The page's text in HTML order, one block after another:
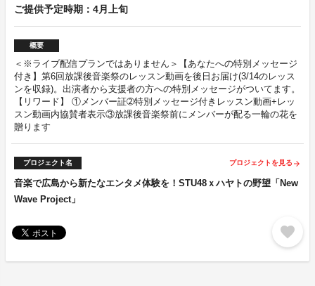
ご提供予定時期：4月上旬
概要
＜※ライブ配信プランではありません＞【あなたへの特別メッセージ
付き】第6回放課後音楽祭のレッスン動画を後日お届け(3/14のレッス
ンを収録)。出演者から支援者の方への特別メッセージがついてます。
【リワード】 ①メンバー証➁特別メッセージ付きレッスン動画+レッ
スン動画内協賛者表示③放課後音楽祭前にメンバーが配る一輪の花を
贈ります
プロジェクト名 プロジェクトを見る arrow_forward
音楽で広島から新たなエンタメ体験を！STU48ｘハヤトの野望「New
Wave Project」
favorite